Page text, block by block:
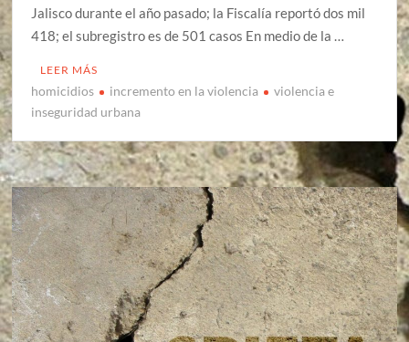
Jalisco durante el año pasado; la Fiscalía reportó dos mil
418; el subregistro es de 501 casos En medio de la …
LEER MÁS
homicidios incremento en la violencia
violencia e
inseguridad urbana